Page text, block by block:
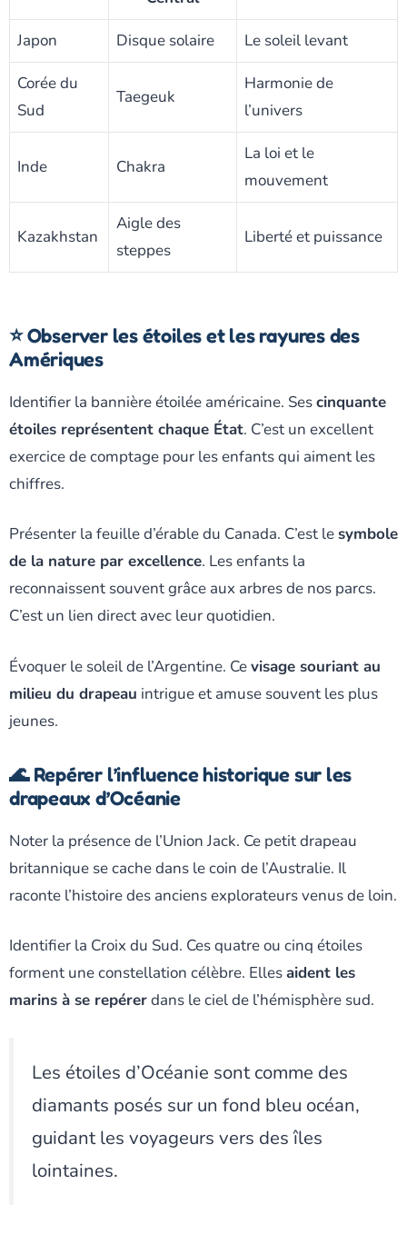
Japon Disque solaire Le soleil levant
Corée du
Sud
Taegeuk
Harmonie de
l’univers
Inde Chakra
La loi et le
mouvement
Kazakhstan
Aigle des
steppes
Liberté et puissance
⭐ Observer les étoiles et les rayures des
Amériques
Identifier la bannière étoilée américaine. Sescinquante
étoiles représentent chaque État. C’est un excellent
exercice de comptage pour les enfants qui aiment les
chiffres.
Présenter la feuille d’érable du Canada. C’est lesymbole
de la nature par excellence. Les enfants la
reconnaissent souvent grâce aux arbres de nos parcs.
C’est un lien direct avec leur quotidien.
Évoquer le soleil de l’Argentine. Cevisage souriant au
milieu du drapeau intrigue et amuse souvent les plus
jeunes.
🌊 Repérer l’influence historique sur les
drapeaux d’Océanie
Noter la présence de l’Union Jack. Ce petit drapeau
britannique se cache dans le coin de l’Australie. Il
raconte l’histoire des anciens explorateurs venus de loin.
Identifier la Croix du Sud. Ces quatre ou cinq étoiles
forment une constellation célèbre. Ellesaident les
marins à se repérerdans le ciel de l’hémisphère sud.
Les étoiles d’Océanie sont comme des
diamants posés sur un fond bleu océan,
guidant les voyageurs vers des îles
lointaines.